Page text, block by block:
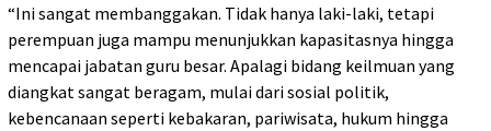
“Ini sangat membanggakan. Tidak hanya laki-laki, tetapi
perempuan juga mampu menunjukkan kapasitasnya hingga
mencapai jabatan guru besar. Apalagi bidang keilmuan yang
diangkat sangat beragam, mulai dari sosial politik,
kebencanaan seperti kebakaran, pariwisata, hukum hingga